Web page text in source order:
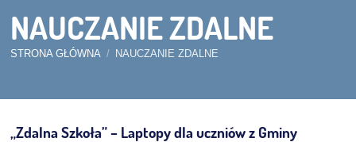
NAUCZANIE ZDALNE
STRONA GŁÓWNA / NAUCZANIE ZDALNE
NAUCZANIE
„Zdalna Szkoła” – Laptopy dla uczniów z Gminy